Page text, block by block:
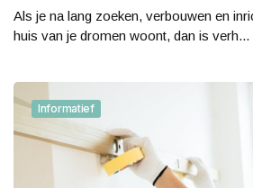
Als je na lang zoeken, verbouwen en
huis van je dromen woont, dan is verh...
Informatief